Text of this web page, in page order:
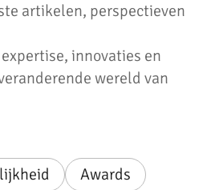
artikelen, perspectieven
innovaties en
wereld van
Awards